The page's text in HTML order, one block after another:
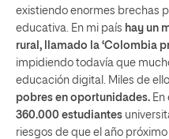
existiendo enormes brechas
educativa. En mi país hay un
rural, llamado la ‘Colombia
impidiendo todavía que
educación digital. Miles de
pobres en oportunidades.
360.000 estudiantes
riesgos de que el año